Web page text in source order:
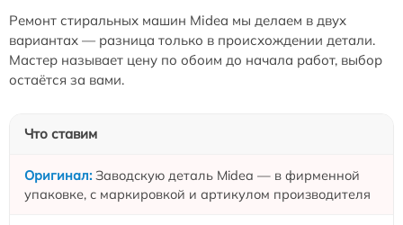
Ремонт стиральных машин Midea мы делаем в двух
вариантах — разница только в происхождении детали.
Мастер называет цену по обоим до начала работ, выбор
остаётся за вами.
Что ставим
Заводскую деталь Midea — в фирменной
упаковке, с маркировкой и артикулом производителя